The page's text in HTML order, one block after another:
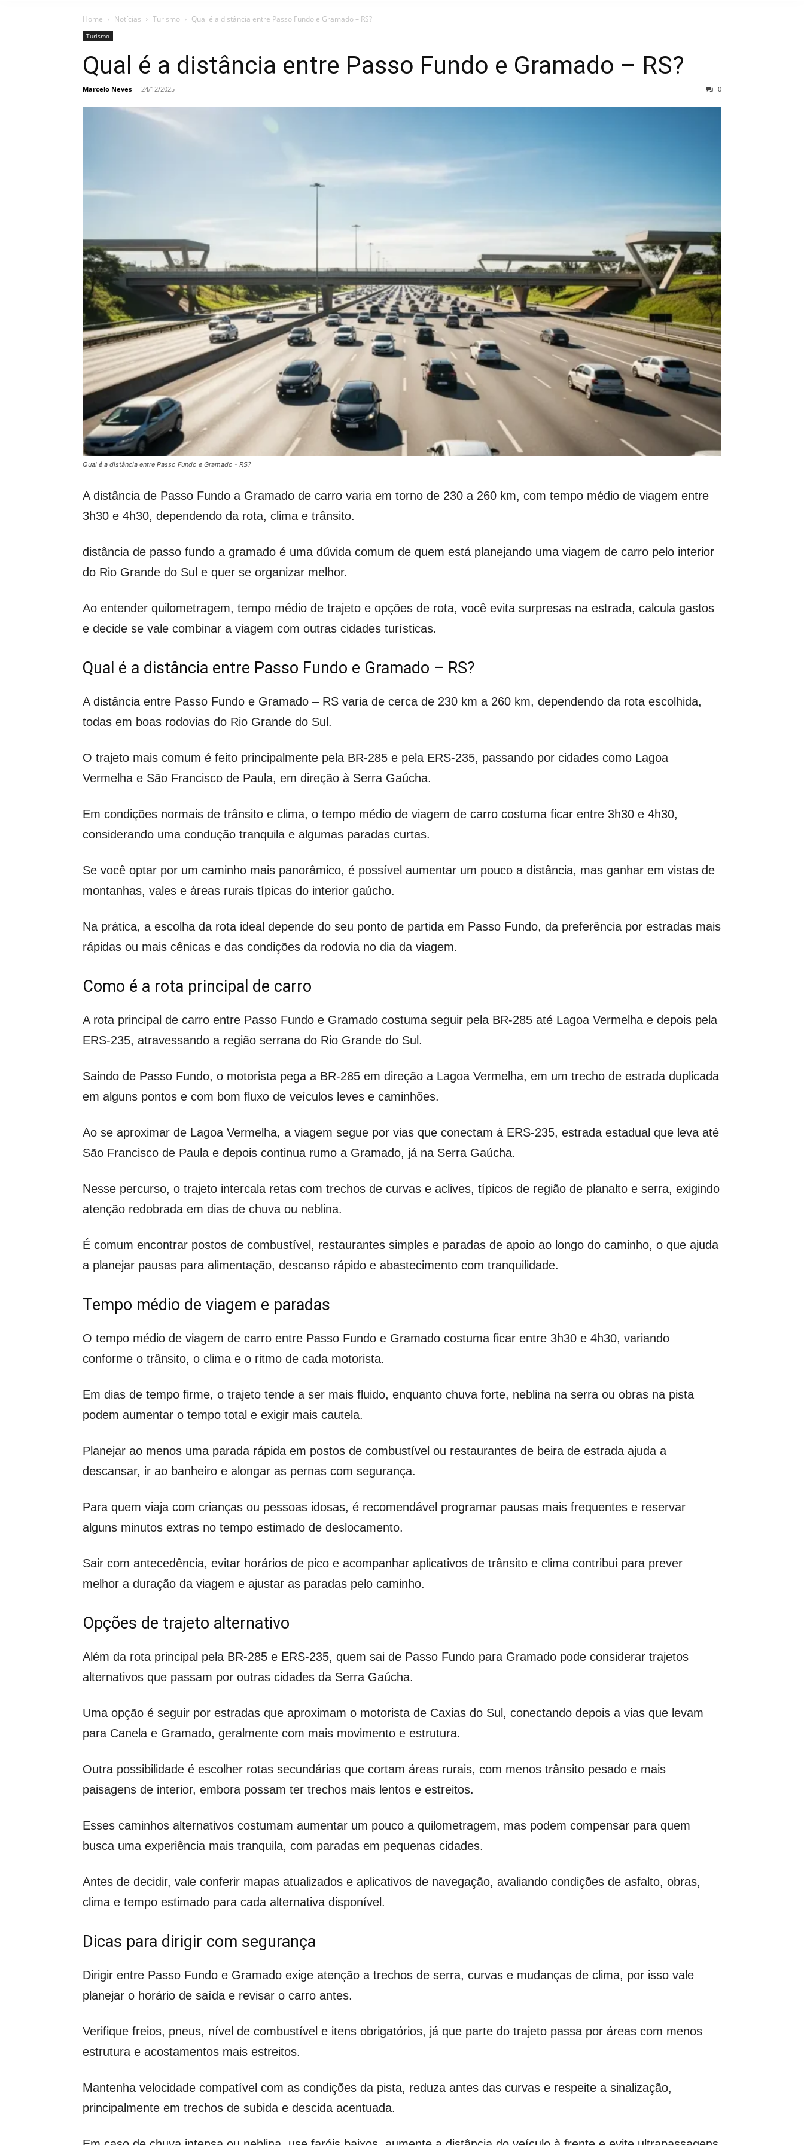
Home Notícias Turismo Qual é a distância entre Passo Fundo e Gramado – RS?
Turismo
Qual é a distância entre Passo Fundo e Gramado – RS?
Marcelo Neves - 24/12/2025 0
Qual é a distância entre Passo Fundo e Gramado - RS?
A distância de Passo Fundo a Gramado de carro varia em torno de 230 a 260 km, com tempo médio de viagem entre
3h30 e 4h30, dependendo da rota, clima e trânsito.
distância de passo fundo a gramado é uma dúvida comum de quem está planejando uma viagem de carro pelo interior
do Rio Grande do Sul e quer se organizar melhor.
Ao entender quilometragem, tempo médio de trajeto e opções de rota, você evita surpresas na estrada, calcula gastos
e decide se vale combinar a viagem com outras cidades turísticas.
Qual é a distância entre Passo Fundo e Gramado – RS?
A distância entre Passo Fundo e Gramado – RS varia de cerca de 230 km a 260 km, dependendo da rota escolhida,
todas em boas rodovias do Rio Grande do Sul.
O trajeto mais comum é feito principalmente pela BR-285 e pela ERS-235, passando por cidades como Lagoa
Vermelha e São Francisco de Paula, em direção à Serra Gaúcha.
Em condições normais de trânsito e clima, o tempo médio de viagem de carro costuma ficar entre 3h30 e 4h30,
considerando uma condução tranquila e algumas paradas curtas.
Se você optar por um caminho mais panorâmico, é possível aumentar um pouco a distância, mas ganhar em vistas de
montanhas, vales e áreas rurais típicas do interior gaúcho.
Na prática, a escolha da rota ideal depende do seu ponto de partida em Passo Fundo, da preferência por estradas mais
rápidas ou mais cênicas e das condições da rodovia no dia da viagem.
Como é a rota principal de carro
A rota principal de carro entre Passo Fundo e Gramado costuma seguir pela BR-285 até Lagoa Vermelha e depois pela
ERS-235, atravessando a região serrana do Rio Grande do Sul.
Saindo de Passo Fundo, o motorista pega a BR-285 em direção a Lagoa Vermelha, em um trecho de estrada duplicada
em alguns pontos e com bom fluxo de veículos leves e caminhões.
Ao se aproximar de Lagoa Vermelha, a viagem segue por vias que conectam à ERS-235, estrada estadual que leva até
São Francisco de Paula e depois continua rumo a Gramado, já na Serra Gaúcha.
Nesse percurso, o trajeto intercala retas com trechos de curvas e aclives, típicos de região de planalto e serra, exigindo
atenção redobrada em dias de chuva ou neblina.
É comum encontrar postos de combustível, restaurantes simples e paradas de apoio ao longo do caminho, o que ajuda
a planejar pausas para alimentação, descanso rápido e abastecimento com tranquilidade.
Tempo médio de viagem e paradas
O tempo médio de viagem de carro entre Passo Fundo e Gramado costuma ficar entre 3h30 e 4h30, variando
conforme o trânsito, o clima e o ritmo de cada motorista.
Em dias de tempo firme, o trajeto tende a ser mais fluido, enquanto chuva forte, neblina na serra ou obras na pista
podem aumentar o tempo total e exigir mais cautela.
Planejar ao menos uma parada rápida em postos de combustível ou restaurantes de beira de estrada ajuda a
descansar, ir ao banheiro e alongar as pernas com segurança.
Para quem viaja com crianças ou pessoas idosas, é recomendável programar pausas mais frequentes e reservar
alguns minutos extras no tempo estimado de deslocamento.
Sair com antecedência, evitar horários de pico e acompanhar aplicativos de trânsito e clima contribui para prever
melhor a duração da viagem e ajustar as paradas pelo caminho.
Opções de trajeto alternativo
Além da rota principal pela BR-285 e ERS-235, quem sai de Passo Fundo para Gramado pode considerar trajetos
alternativos que passam por outras cidades da Serra Gaúcha.
Uma opção é seguir por estradas que aproximam o motorista de Caxias do Sul, conectando depois a vias que levam
para Canela e Gramado, geralmente com mais movimento e estrutura.
Outra possibilidade é escolher rotas secundárias que cortam áreas rurais, com menos trânsito pesado e mais
paisagens de interior, embora possam ter trechos mais lentos e estreitos.
Esses caminhos alternativos costumam aumentar um pouco a quilometragem, mas podem compensar para quem
busca uma experiência mais tranquila, com paradas em pequenas cidades.
Antes de decidir, vale conferir mapas atualizados e aplicativos de navegação, avaliando condições de asfalto, obras,
clima e tempo estimado para cada alternativa disponível.
Dicas para dirigir com segurança
Dirigir entre Passo Fundo e Gramado exige atenção a trechos de serra, curvas e mudanças de clima, por isso vale
planejar o horário de saída e revisar o carro antes.
Verifique freios, pneus, nível de combustível e itens obrigatórios, já que parte do trajeto passa por áreas com menos
estrutura e acostamentos mais estreitos.
Mantenha velocidade compatível com as condições da pista, reduza antes das curvas e respeite a sinalização,
principalmente em trechos de subida e descida acentuada.